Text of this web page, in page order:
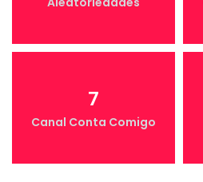
7
Canal Conta Comigo